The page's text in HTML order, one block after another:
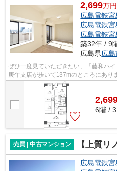
2,699万円
広島電鉄宮
広島電鉄宮
広島電鉄宮
築32年 / 9
広島県広島
ぜひ一度見ていただきたい、「藤和ハ
庚午支店が歩いて137mのところにあり
郵便局があります。こちらの物件にはエ...
6階 /
売買 | 中古マンション 【上質リノ
広島電鉄宮